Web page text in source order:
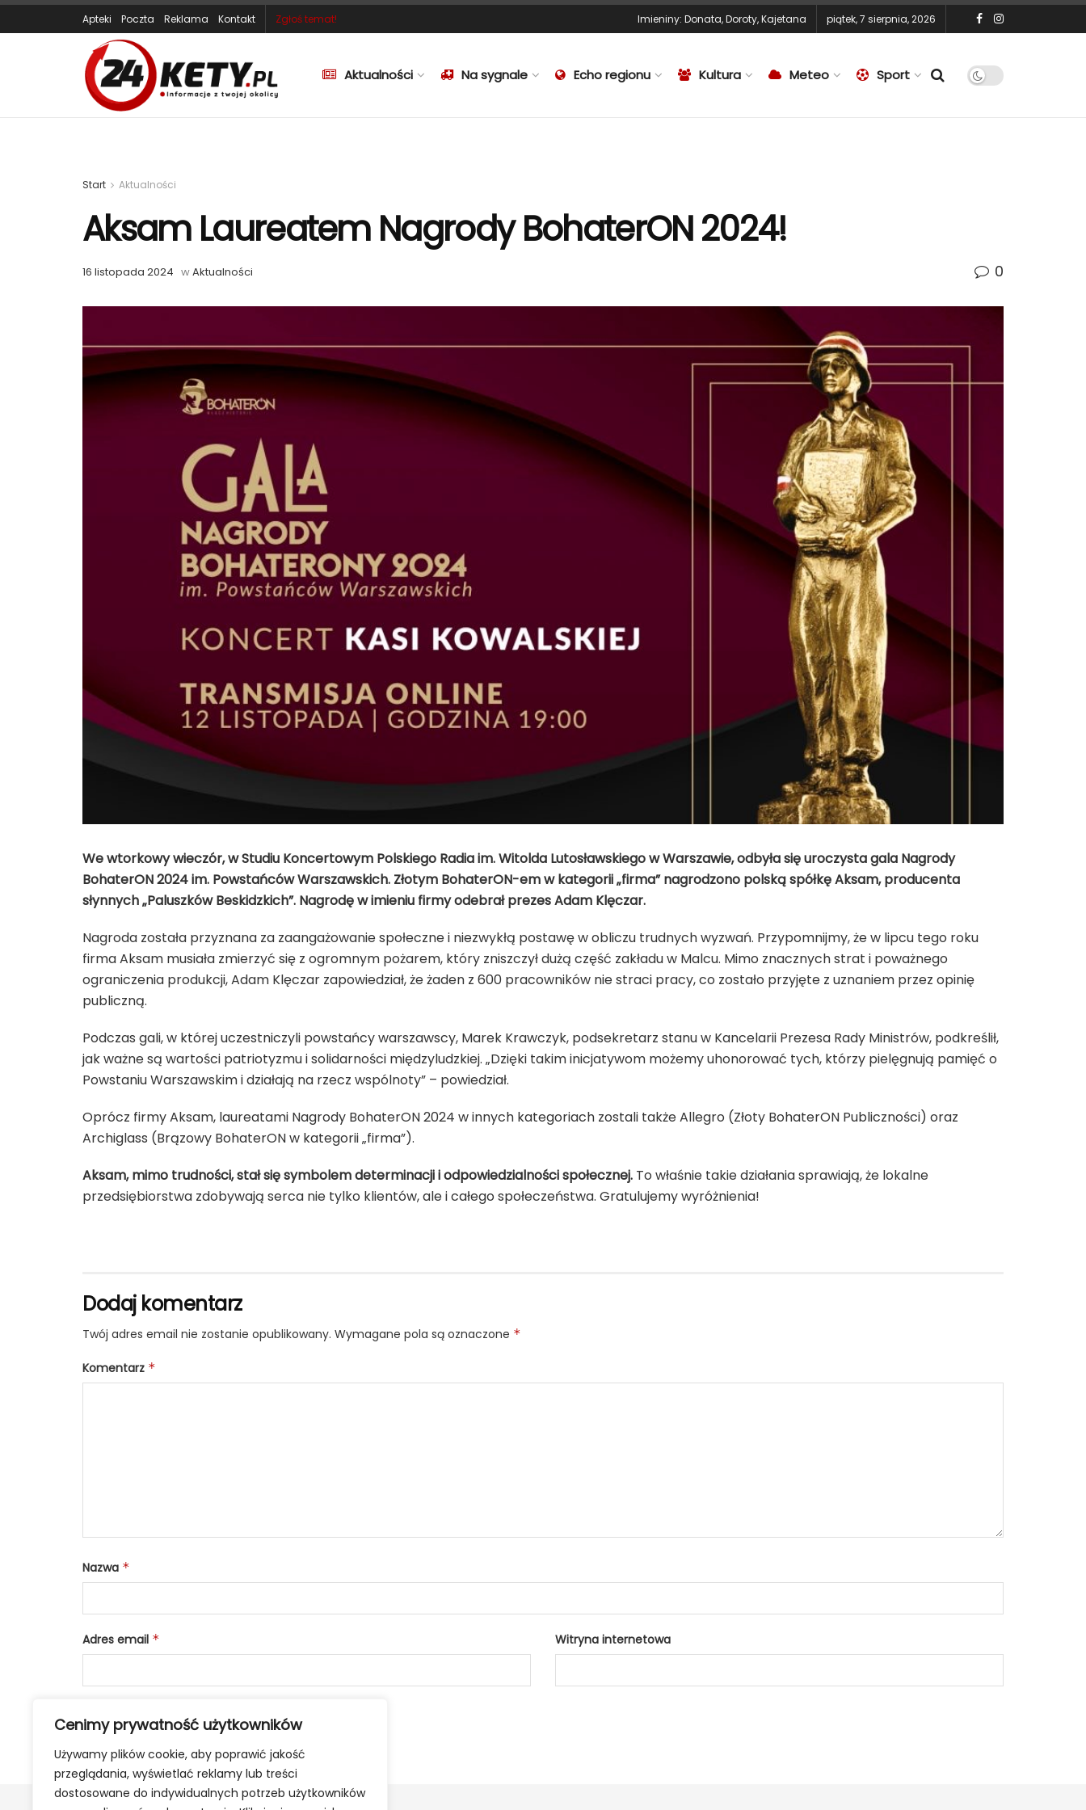
Cenimy prywatność użytkowników
Używamy plików cookie, aby poprawić jakość
przeglądania, wyświetlać reklamy lub treści
dostosowane do indywidualnych potrzeb użytkowników
Apteki Poczta Reklama Kontakt Zgłoś temat! Imieniny: Donata,Doroty,Kajetana piątek, 7 sierpnia, 2026
Aktualności Na sygnale Echo regionu Kultura Meteo Sport
Start Aktualności
Aksam Laureatem Nagrody BohaterON 2024!
16 listopada 2024 wAktualności 0
We wtorkowy wieczór, w Studiu Koncertowym Polskiego Radia im. Witolda Lutosławskiego w Warszawie, odbyła się uroczysta gala Nagrody
BohaterON 2024 im. Powstańców Warszawskich. Złotym BohaterON-em w kategorii „firma” nagrodzono polską spółkę Aksam, producenta
słynnych „Paluszków Beskidzkich”. Nagrodę w imieniu firmy odebrał prezes Adam Klęczar.
Nagroda została przyznana za zaangażowanie społeczne i niezwykłą postawę w obliczu trudnych wyzwań. Przypomnijmy, że w lipcu tego roku
firma Aksam musiała zmierzyć się z ogromnym pożarem, który zniszczył dużą część zakładu w Malcu. Mimo znacznych strat i poważnego
ograniczenia produkcji, Adam Klęczar zapowiedział, że żaden z 600 pracowników nie straci pracy, co zostało przyjęte z uznaniem przez opinię
publiczną.
Podczas gali, w której uczestniczyli powstańcy warszawscy, Marek Krawczyk, podsekretarz stanu w Kancelarii Prezesa Rady Ministrów, podkreślił,
jak ważne są wartości patriotyzmu i solidarności międzyludzkiej. „Dzięki takim inicjatywom możemy uhonorować tych, którzy pielęgnują pamięć o
Powstaniu Warszawskim i działają na rzecz wspólnoty” – powiedział.
Oprócz firmy Aksam, laureatami Nagrody BohaterON 2024 w innych kategoriach zostali także Allegro (Złoty BohaterON Publiczności) oraz
Archiglass (Brązowy BohaterON w kategorii „firma”).
Aksam, mimo trudności, stał się symbolem determinacji i odpowiedzialności społecznej. To właśnie takie działania sprawiają, że lokalne
przedsiębiorstwa zdobywają serca nie tylko klientów, ale i całego społeczeństwa. Gratulujemy wyróżnienia!
Dodaj komentarz
Twój adres email nie zostanie opublikowany. Wymagane pola są oznaczone *
Komentarz *
Nazwa *
Adres email * Witryna internetowa